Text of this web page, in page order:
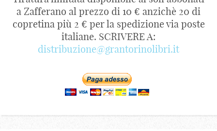
a Zafferano al prezzo di 10 € anzichè 20 di
copretina più 2 € per la spedizione via poste
italiane. SCRIVERE A:
distribuzione@grantorinolibri.it